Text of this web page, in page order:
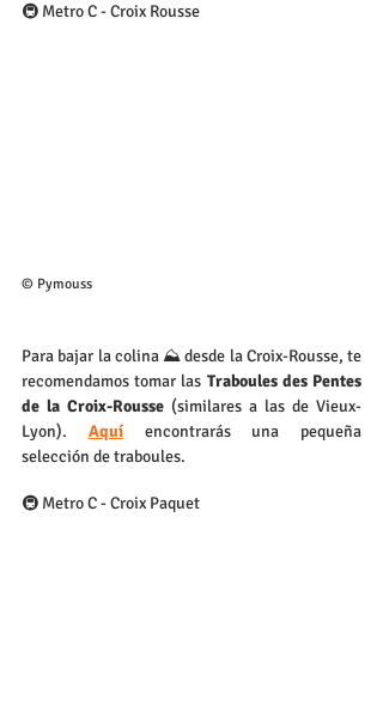
🚇 Metro C - Croix Rousse
© Pymouss
Para bajar la colina ⛰️ desde la Croix-Rousse, te
recomendamos tomar las Traboules des Pentes
de la Croix-Rousse (similares a las de Vieux-
Lyon). Aquí
encontrarás una pequeña
selección de traboules.
🚇 Metro C - Croix Paquet